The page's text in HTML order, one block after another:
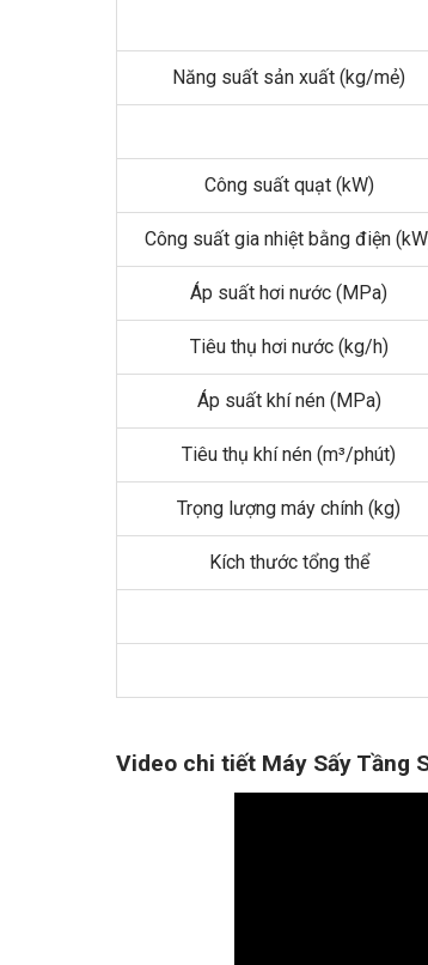
Năng suất sản xuất (kg/mẻ)
Công suất quạt (kW)
Công suất gia nhiệt bằng điện
Áp suất hơi nước (MPa)
Tiêu thụ hơi nước (kg/h)
Áp suất khí nén (MPa)
Tiêu thụ khí nén (m³/phút)
Trọng lượng máy chính (kg)
Kích thước tổng thể
Video chi tiết Máy Sấy Tầng